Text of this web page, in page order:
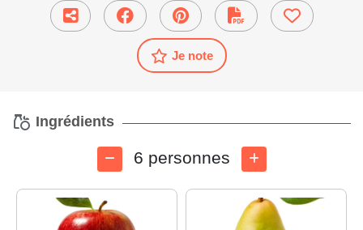
Je note
Ingrédients
6 personnes